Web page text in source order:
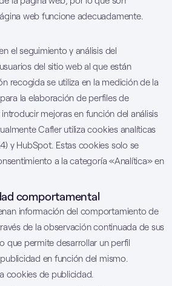
web funcione adecuadamente.
el seguimiento y análisis del
del sitio web al que están
recogida se utiliza en la medición de la
la elaboración de perfiles de
mejoras en función del análisis
Cafler utiliza cookies analíticas
y HubSpot. Estas cookies solo se
a la categoría «Analítica» en
comportamental
información del comportamiento de
de la observación continuada de sus
que permite desarrollar un perfil
en función del mismo.
cookies de publicidad.